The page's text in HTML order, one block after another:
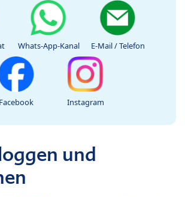
Whats-App-Kanal E-Mail / Telefon
Facebook Instagram
und